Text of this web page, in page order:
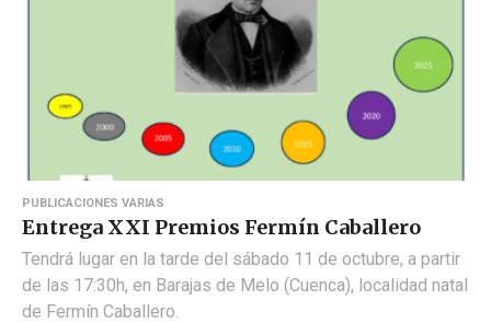
PUBLICACIONES VARIAS
Entrega XXI Premios Fermín Caballero
Tendrá lugar en la tarde del sábado 11 de octubre, a partir
de las 17:30h, en Barajas de Melo (Cuenca), localidad natal
de Fermín Caballero.